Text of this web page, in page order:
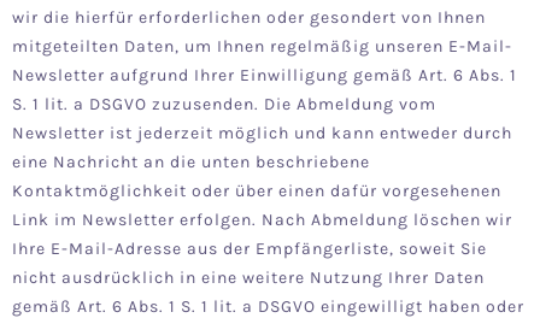
wir die hierfür erforderlichen oder gesondert von Ihnen
mitgeteilten Daten, um Ihnen regelmäßig unseren E-Mail-
Newsletter aufgrund Ihrer Einwilligung gemäß Art. 6 Abs. 1
S. 1 lit. a DSGVO zuzusenden. Die Abmeldung vom
Newsletter ist jederzeit möglich und kann entweder durch
eine Nachricht an die unten beschriebene
Kontaktmöglichkeit oder über einen dafür vorgesehenen
Link im Newsletter erfolgen. Nach Abmeldung löschen wir
Ihre E-Mail-Adresse aus der Empfängerliste, soweit Sie
nicht ausdrücklich in eine weitere Nutzung Ihrer Daten
gemäß Art. 6 Abs. 1 S. 1 lit. a DSGVO eingewilligt haben oder